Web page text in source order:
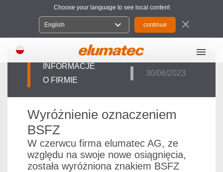
Choose your language to see local content
English expand_more close
menu
INFORMACJE
O FIRMIE
30/06/2023
Wyróżnienie oznaczeniem
BSFZ
W czerwcu firma elumatec AG, ze
względu na swoje nowe osiągnięcia,
została wyróżniona znakiem BSFZ